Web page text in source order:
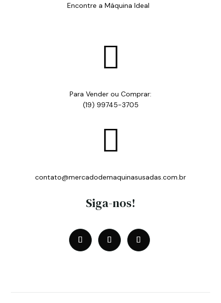
Encontre a Máquina Ideal

Para Vender ou Comprar:
(19) 99745-3705

contato@mercadodemaquinasusadas.com.br
Siga-nos!